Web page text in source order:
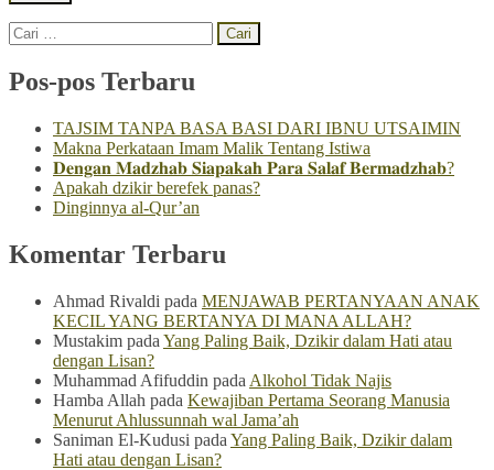
Cari
untuk:
Pos-pos Terbaru
TAJSIM TANPA BASA BASI DARI IBNU UTSAIMIN
Makna Perkataan Imam Malik Tentang Istiwa
𝐃𝐞𝐧𝐠𝐚𝐧 𝐌𝐚𝐝𝐳𝐡𝐚𝐛 𝐒𝐢𝐚𝐩𝐚𝐤𝐚𝐡 𝐏𝐚𝐫𝐚 𝐒𝐚𝐥𝐚𝐟 𝐁𝐞𝐫𝐦𝐚𝐝𝐳𝐡𝐚𝐛?
Apakah dzikir berefek panas?
Dinginnya al-Qur’an
Komentar Terbaru
Ahmad Rivaldi pada MENJAWAB PERTANYAAN ANAK
KECIL YANG BERTANYA DI MANA ALLAH?
Mustakim pada Yang Paling Baik, Dzikir dalam Hati atau
dengan Lisan?
Muhammad Afifuddin pada Alkohol Tidak Najis
Hamba Allah pada Kewajiban Pertama Seorang Manusia
Menurut Ahlussunnah wal Jama’ah
Saniman El-Kudusi pada Yang Paling Baik, Dzikir dalam
Hati atau dengan Lisan?